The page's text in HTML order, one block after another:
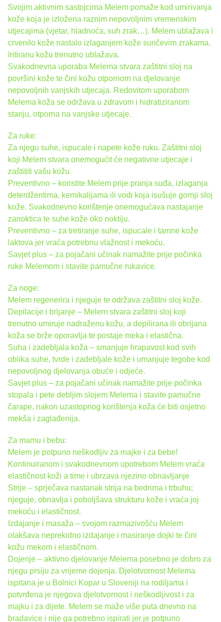
Svojim aktivnim sastojcima Melem pomaže kod umirivanja
kože koja je izložena raznim nepovoljnim vremenskim
utjecajima (vjetar, hladnoća, suh zrak…). Melem ublažava i
crvenilo kože nastalo izlaganjem kože sunčevim zrakama.
Iritiranu kožu trenutno ublažava.
Svakodnevna uporaba Melema stvara zaštitni sloj na
površini kože te čini kožu otpornom na djelovanje
nepovoljnih vanjskih utjecaja. Redovitom uporabom
Melema koža se održava u zdravom i hidratiziranom
stanju, otporna na vanjske utjecaje.
Za ruke:
Za njegu suhe, ispucale i napete kože ruku. Zaštitni sloj
koji Melem stvara onemogućit će negativne utjecaje i
zaštititi vašu kožu.
Preventivno – koristite Melem prije pranja suđa, izlaganja
deterdžentima, kemikalijama ili vodi koja isušuje gornji sloj
kože. Svakodnevno korištenje onemogućava nastajanje
zanoktica te suhe kože oko noktiju.
Preventivno – za tretiranje suhe, ispucale i tamne kože
laktova jer vraća potrebnu vlažnost i mekoću.
Savjet plus – za pojačani učinak namažite prije počinka
ruke Melemom i stavite pamučne rukavice.
Za noge:
Melem regenerira i njeguje te održava zaštitni sloj kože.
Depilacije i brijanje – Melem stvara zaštitni sloj koji
trenutno umiruje nadraženu kožu, a depilirana ili obrijana
koža se brže oporavlja te postaje meka i elastična.
Suha i zadebljala koža – smanjuje hrapavost kod svih
oblika suhe, tvrde i zadebljale kože i umanjuje tegobe kod
nepovoljnog djelovanja obuće i odjeće.
Savjet plus – za pojačani učinak namažite prije počinka
stopala i pete debljim slojem Melema i stavite pamučne
čarape, nakon uzastopnog korištenja koža će biti osjetno
mekša i zaglađenija.
Za mamu i bebu:
Melem je potpuno neškodljiv za majke i za bebe!
Kontinuiranom i svakodnevnom upotrebom Melem vraća
elastičnost koži a time i ubrzava njezino obnavljanje
Strije – sprječava nastanak strija na bedrima i trbuhu;
njeguje, obnavlja i poboljšava strukturu kože i vraća joj
mekoću i elastičnost.
Izdajanje i masaža – svojom razmazivošću Melem
olakšava neprekidno izdajanje i masiranje dojki te čini
kožu mekom i elastičnom.
Dojenje – aktivno djelovanje Melema posebno je dobro za
njegu prsiju za vrijeme dojenja. Djelotvornost Melema
ispitana je u Bolnici Kopar u Sloveniji na rodiljama i
potvrđena je njegova djelotvornost i neškodljivost i za
majku i za dijete. Melem se maže više puta dnevno na
bradavice i nije ga potrebno ispirati jer je potpuno